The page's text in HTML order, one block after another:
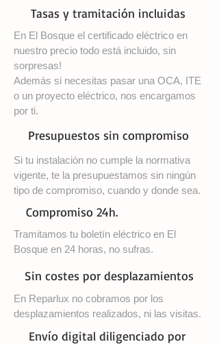
Tasas y tramitación incluidas
En El Bosque el certificado eléctrico en
nuestro precio todo está incluido, sin
sorpresas!
Además si necesitas pasar una OCA, ITE
o un proyecto eléctrico, nos encargamos
por ti.
Presupuestos sin compromiso
Si tu instalación no cumple la normativa
vigente, te la presupuestamos sin ningún
tipo de compromiso, cuando y donde sea.
Compromiso 24h.
Tramitamos tu boletín eléctrico en El
Bosque en 24 horas, no sufras.
Sin costes por desplazamientos
En Reparlux no cobramos por los
desplazamientos realizados, ni las visitas.
Envío digital diligenciado por